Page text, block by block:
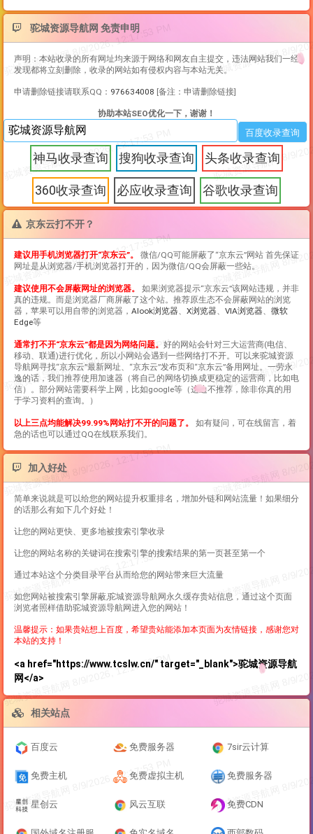
驼城资源导航网 免责申明
声明：本站收录的所有网址均来源于网络和网友自主提交，违法网站我们一经
发现都将立刻删除，收录的网站如有侵权内容与本站无关。
申请删除链接请联系QQ： 976634008 [备注：申请删除链接]
协助本站SEO优化一下，谢谢！
神马收录查询 搜狗收录查询 头条收录查询
360收录查询 必应收录查询 谷歌收录查询
京东云打不开？
建议用手机浏览器打开“京东云”。 微信/QQ可能屏蔽了“京东云”网站 首先保证
网址是从浏览器/手机浏览器打开的，因为微信/QQ会屏蔽一些站。
建议使用不会屏蔽网址的浏览器。 如果浏览器提示“京东云”该网站违规，并非
真的违规。而是浏览器厂商屏蔽了这个站。推荐原生态不会屏蔽网站的浏览
器，苹果可以用自带的浏览器， Alook浏览器、 X浏览器、 VIA浏览器、 微软
Edge等
通常打不开“京东云”都是因为网络问题。 好的网站会针对三大运营商(电信、
移动、联通)进行优化，所以小网站会遇到一些网络打不开。可以来驼城资源
导航网寻找“京东云”最新网址、“京东云”发布页和“京东云”备用网址。一劳永
逸的话，我们推荐使用加速器（将自己的网络切换成更稳定的运营商，比如电
信）。部分网站需要科学上网，比如google等（这边不推荐，除非你真的用
于学习资料的查询。）
以上三点均能解决99.99%网站打不开的问题了。
如有疑问，可在线留言，着
急的话也可以通过QQ在线联系我们。
加入好处
简单来说就是可以给您的网站提升权重排名，增加外链和网站流量！如果细分
的话那么有如下几个好处！
让您的网站更快、更多地被搜索引擎收录
让您的网站名称的关键词在搜索引擎的搜索结果的第一页甚至第一个
通过本站这个分类目录平台从而给您的网站带来巨大流量
如您网站被搜索引擎屏蔽,驼城资源导航网永久缓存贵站信息，通过这个页面
浏览者照样借助驼城资源导航网进入您的网站！
温馨提示：如果贵站想上百度，希望贵站能添加本页面为友情链接，感谢您对
本站的支持！
<a href="https://www.tcslw.cn/" target="_blank">驼城资源导航
网</a>
相关站点
百度云 免费服务器 7sir云计算
免费主机 免费虚拟主机 免费服务器
星创云 风云互联 免费CDN